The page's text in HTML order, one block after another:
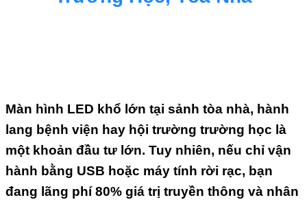
Màn hình LED khổ lớn tại sảnh tòa nhà, hành
lang bệnh viện hay hội trường trường học là
một khoản đầu tư lớn. Tuy nhiên, nếu chỉ vận
hành bằng USB hoặc máy tính rời rạc, bạn
đang lãng phí 80% giá trị truyền thông và nhân